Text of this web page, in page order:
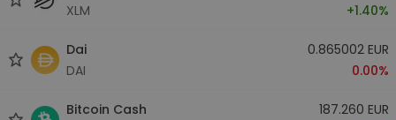
XLM
+1.40%
Dai
DAI
0.865002 EUR
0.00%
Bitcoin Cash
187.260 EUR